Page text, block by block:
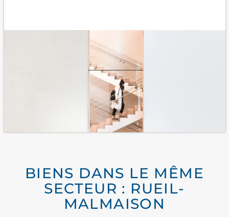
BIENS DANS LE MÊME
SECTEUR : RUEIL-
MALMAISON